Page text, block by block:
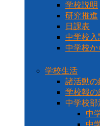
学校説明
研究推進
日課表
中学校入
中学校か
学校生活
諸活動の
学校報の
中学校部
中
中